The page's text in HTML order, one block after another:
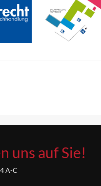
uns auf Sie!
A-C